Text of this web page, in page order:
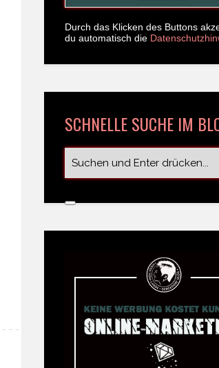
Durch das Klicken des Buttons
du automatisch die
SCHNELLE SUCHE IM